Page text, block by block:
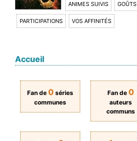
ANIMES SUIVIS GOÛTS
PARTICIPATIONS VOS AFFINITÉS
Accueil
Fan de 0 séries
communes
Fan de 0
auteurs
communs